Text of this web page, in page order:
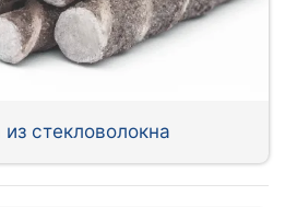
стекловолокна